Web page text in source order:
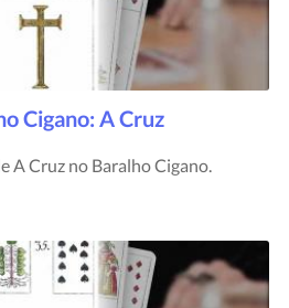
Cigano: A Cruz
A Cruz no Baralho Cigano.